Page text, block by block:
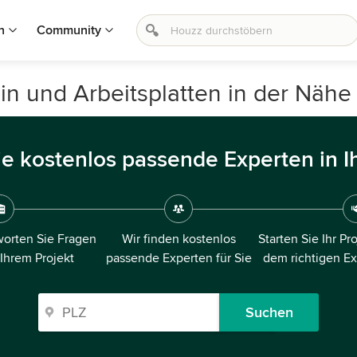
Community
und Arbeitsplatten in der Nähe
kostenlos passende Experten in
Sie Fragen
Projekt
Wir finden kostenlos
passende Experten für Sie
Starten Sie Ihr
dem richtigen
Suchen